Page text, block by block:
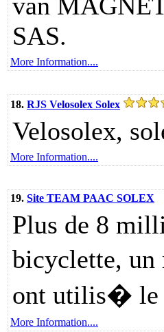
SAS.
More Information....
18. RJS Velosolex Solex
Velosolex,
More Information....
19. Site TEAM PAAC SOLEX
Plus de 8
bicyclette,
ont utilis� le
More Information....